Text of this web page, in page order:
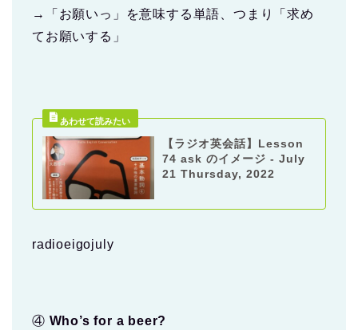
→「お願いっ」を意味する単語、つまり「求め
てお願いする」
【ラジオ英会話】Lesson
74 ask のイメージ - July
21 Thursday, 2022
radioeigojuly
④ Who’s for a beer?